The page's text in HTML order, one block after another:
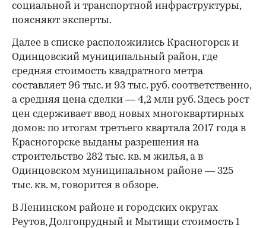
социальной и транспортной инфраструктуры,
поясняют эксперты.
Далее в списке расположились Красногорск и
Одинцовский муниципальный район, где
средняя стоимость квадратного метра
составляет 96 тыс. и 93 тыс. руб. соответственно,
а средняя цена сделки — 4,2 млн руб. Здесь рост
цен сдерживает ввод новых многоквартирных
домов: по итогам третьего квартала 2017 года в
Красногорске выданы разрешения на
строительство 282 тыс. кв. м жилья, а в
Одинцовском муниципальном районе — 325
тыс. кв. м, говорится в обзоре.
В Ленинском районе и городских округах
Реутов, Долгопрудный и Мытищи стоимость 1